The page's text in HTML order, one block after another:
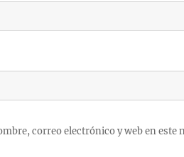
correo electrónico y web en este